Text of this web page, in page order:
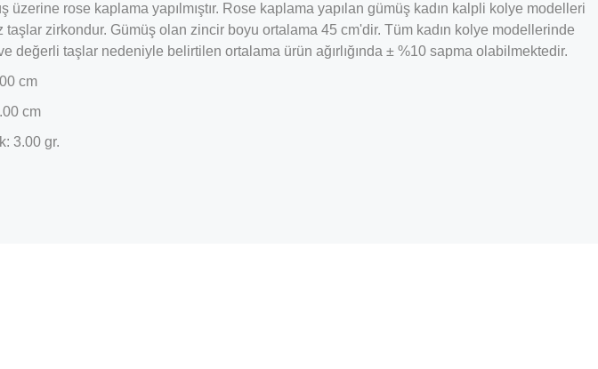
rose kaplama yapılmıştır. Rose kaplama yapılan gümüş kadın kalpli kolye modelleri
zirkondur. Gümüş olan zincir boyu ortalama 45 cm'dir. Tüm kadın kolye modellerinde
taşlar nedeniyle belirtilen ortalama ürün ağırlığında ± %10 sapma olabilmektedir.
cm
cm
3.00 gr.